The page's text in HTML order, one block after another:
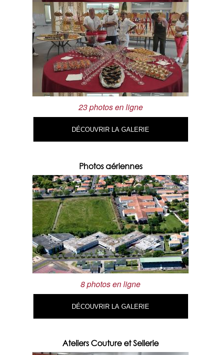
23 photos en ligne
DÉCOUVRIR LA GALERIE
Photos aériennes
8 photos en ligne
DÉCOUVRIR LA GALERIE
Ateliers Couture et Sellerie